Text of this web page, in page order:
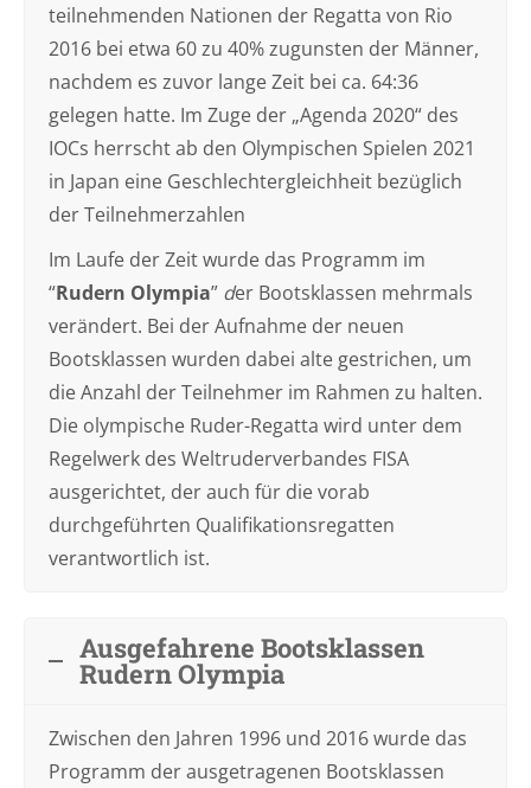
teilnehmenden Nationen der Regatta von Rio
2016 bei etwa 60 zu 40% zugunsten der Männer,
nachdem es zuvor lange Zeit bei ca. 64:36
gelegen hatte. Im Zuge der „Agenda 2020“ des
IOCs herrscht ab den Olympischen Spielen 2021
in Japan eine Geschlechtergleichheit bezüglich
der Teilnehmerzahlen
Im Laufe der Zeit wurde das Programm im
“Rudern Olympia” der Bootsklassen mehrmals
verändert. Bei der Aufnahme der neuen
Bootsklassen wurden dabei alte gestrichen, um
die Anzahl der Teilnehmer im Rahmen zu halten.
Die olympische Ruder-Regatta wird unter dem
Regelwerk des Weltruderverbandes FISA
ausgerichtet, der auch für die vorab
durchgeführten Qualifikationsregatten
verantwortlich ist.
Ausgefahrene Bootsklassen
Rudern Olympia
Zwischen den Jahren 1996 und 2016 wurde das
Programm der ausgetragenen Bootsklassen